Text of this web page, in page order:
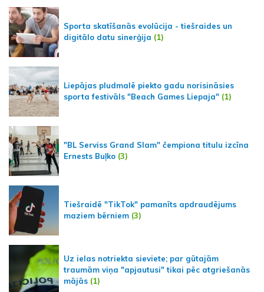
Sporta skatīšanās evolūcija - tiešraides un
digitālo datu sinerģija (1)
Liepājas pludmalē piekto gadu norisināsies
sporta festivāls "Beach Games Liepaja" (1)
"BL Serviss Grand Slam" čempiona titulu izcīna
Ernests Buļko (3)
Tiešraidē "TikTok" pamanīts apdraudējums
maziem bērniem (3)
Uz ielas notriekta sieviete; par gūtajām
traumām viņa "apjautusi" tikai pēc atgriešanās
mājās (1)